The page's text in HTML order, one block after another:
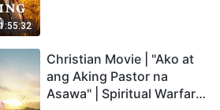
1:55:32
Christian Movie | "Ako at
ang Aking Pastor na
Asawa" | Spiritual Warfare